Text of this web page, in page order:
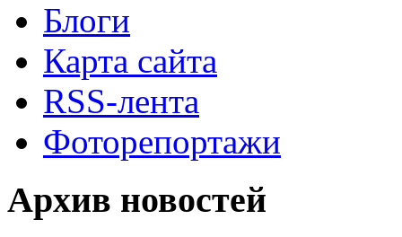
Блоги
Карта сайта
RSS-лента
Фоторепортажи
Архив новостей